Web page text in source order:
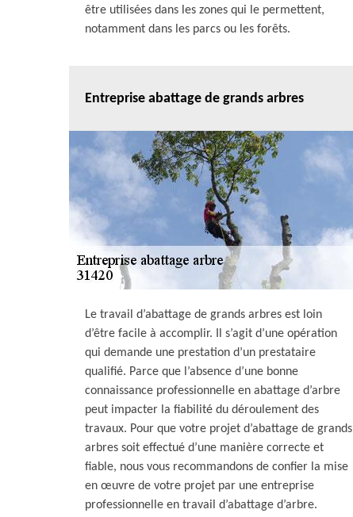
être utilisées dans les zones qui le permettent,
notamment dans les parcs ou les forêts.
Entreprise abattage de grands arbres
Le travail d’abattage de grands arbres est loin
d’être facile à accomplir. Il s’agit d’une opération
qui demande une prestation d’un prestataire
qualifié. Parce que l’absence d’une bonne
connaissance professionnelle en abattage d’arbre
peut impacter la fiabilité du déroulement des
travaux. Pour que votre projet d’abattage de grands
arbres soit effectué d’une manière correcte et
fiable, nous vous recommandons de confier la mise
en œuvre de votre projet par une entreprise
professionnelle en travail d’abattage d’arbre.